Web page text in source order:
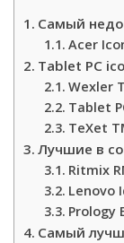
Самый
Acer
Tablet PC
Wexler
Tablet
TeXet
Лучшие в
Ritmix
Lenovo
Prology
Самый